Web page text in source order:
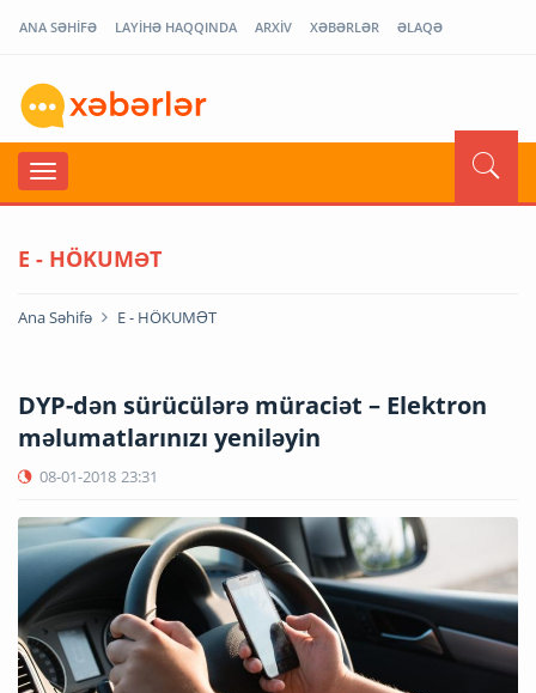
ANA SƏHİFƏ LAYİHƏ HAQQINDA ARXİV XƏBƏRLƏR ƏLAQƏ
E - HÖKUMƏT
Ana Səhifə E - HÖKUMƏT
DYP-dən sürücülərə müraciət – Elektron
məlumatlarınızı yeniləyin
08-01-2018 23:31